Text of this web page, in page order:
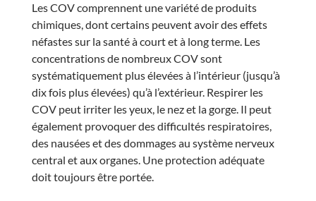
Les COV comprennent une variété de produits
chimiques, dont certains peuvent avoir des effets
néfastes sur la santé à court et à long terme. Les
concentrations de nombreux COV sont
systématiquement plus élevées à l’intérieur (jusqu’à
dix fois plus élevées) qu’à l’extérieur. Respirer les
COV peut irriter les yeux, le nez et la gorge. Il peut
également provoquer des difficultés respiratoires,
des nausées et des dommages au système nerveux
central et aux organes. Une protection adéquate
doit toujours être portée.